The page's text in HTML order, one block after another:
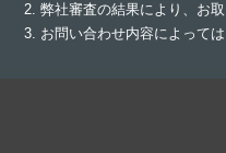
2. 弊社審査の結果により、お
3. お問い合わせ内容によって